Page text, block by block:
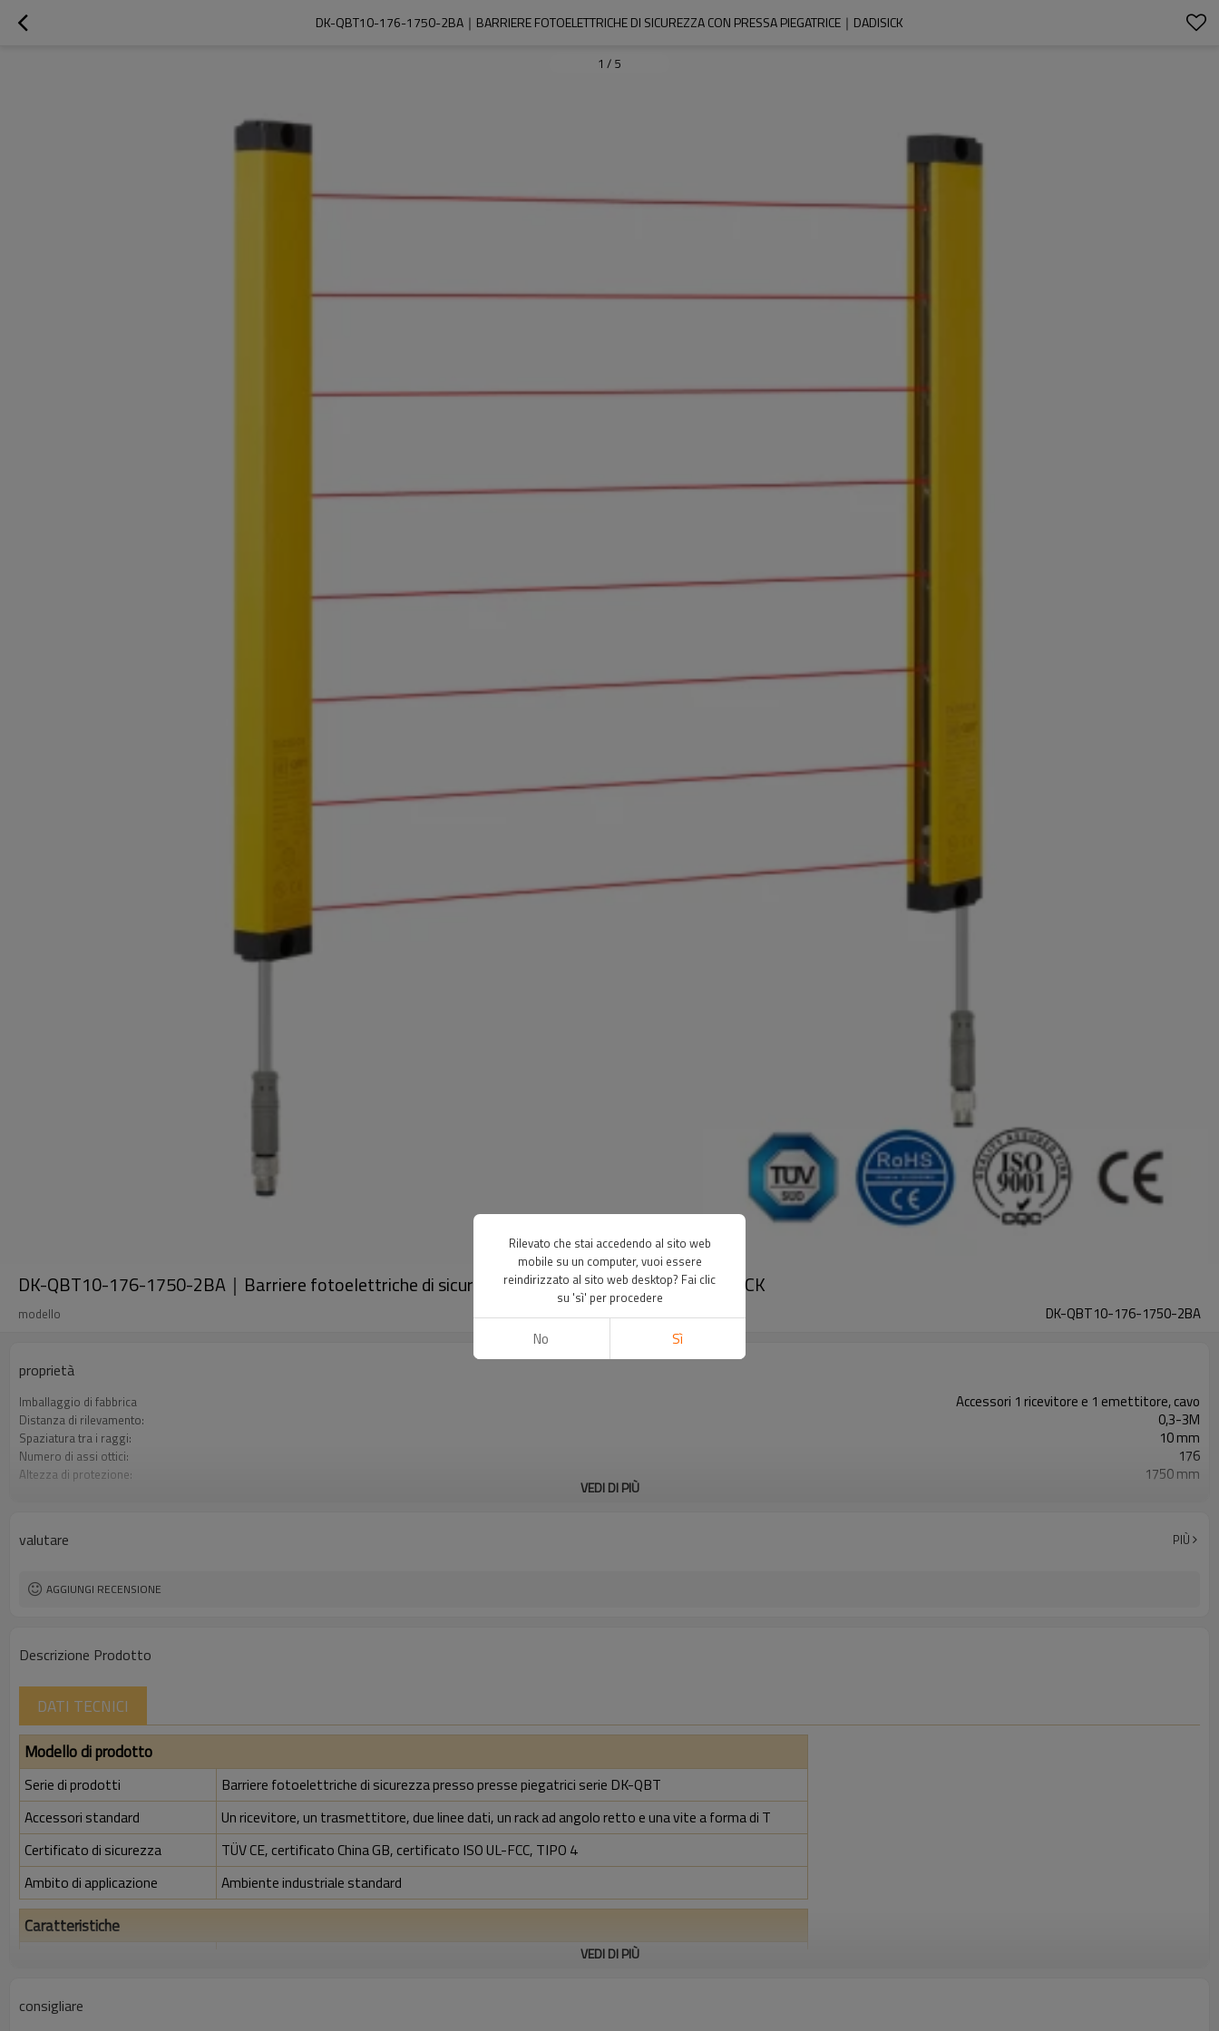
DK-QBT10-176-1750-2BA｜BARRIERE FOTOELETTRICHE DI SICUREZZA CON PRESSA PIEGATRICE｜DADISICK
1 / 5
DK-QBT10-176-1750-2BA｜Barriere fotoelettriche di sicurezza con pressa piegatrice｜DADISICK
modello DK-QBT10-176-1750-2BA
proprietà
Imballaggio di fabbrica Accessori 1 ricevitore e 1 emettitore, cavo
Distanza di rilevamento: 0,3-3M
Spaziatura tra i raggi: 10 mm
Numero di assi ottici: 176
Altezza di protezione: 1750 mm
TÜV CE, Cina GB, certificato ISO UL-FCC, TIPO 4
VEDI DI PIÙ
valutare PIÙ
AGGIUNGI RECENSIONE
Descrizione Prodotto
DATI TECNICI
Modello di prodotto
Serie di prodotti
Barriere fotoelettriche di sicurezza presso presse piegatrici serie DK-QBT
Accessori standard
Un ricevitore, un trasmettitore, due linee dati, un rack ad angolo retto e una vite a forma di T
Certificato di sicurezza
TÜV CE, certificato China GB, certificato ISO UL-FCC, TIPO 4
Ambito di applicazione
Ambiente industriale standard
Caratteristiche
VEDI DI PIÙ
consigliare
Rilevato che stai accedendo al sito web
mobile su un computer, vuoi essere
reindirizzato al sito web desktop? Fai clic
su 'sì' per procedere
No Sì